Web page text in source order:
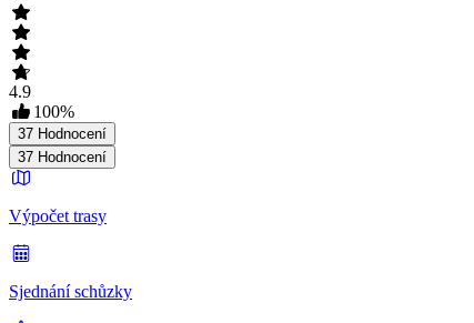
4.9
100%
37 Hodnocení
37 Hodnocení
Výpočet trasy
Sjednání schůzky